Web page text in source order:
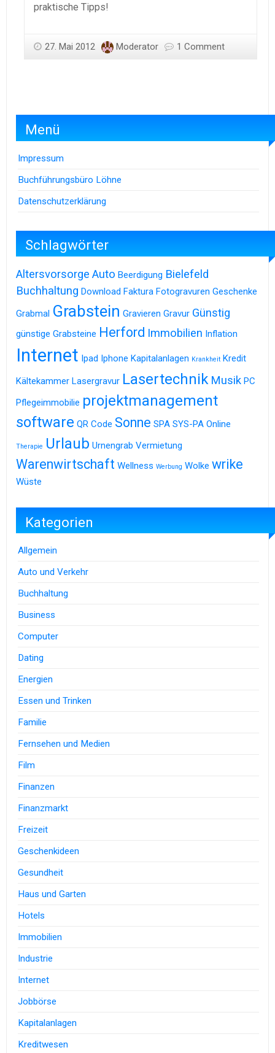
praktische Tipps!
27. Mai 2012 Moderator 1 Comment
Menü
Impressum
Buchführungsbüro Löhne
Datenschutzerklärung
Schlagwörter
Altersvorsorge Auto Beerdigung Bielefeld
Buchhaltung Download Faktura Fotogravuren Geschenke
Grabmal Grabstein Gravieren Gravur Günstig
günstige Grabsteine Herford Immobilien Inflation
Internet Ipad Iphone Kapitalanlagen Krankheit Kredit
Kältekammer Lasergravur Lasertechnik Musik PC
Pflegeimmobilie projektmanagement
software QR Code Sonne SPA SYS-PA Online
Therapie Urlaub Urnengrab Vermietung
Warenwirtschaft Wellness Werbung Wolke wrike
Wüste
Kategorien
Allgemein
Auto und Verkehr
Buchhaltung
Business
Computer
Dating
Energien
Essen und Trinken
Familie
Fernsehen und Medien
Film
Finanzen
Finanzmarkt
Freizeit
Geschenkideen
Gesundheit
Haus und Garten
Hotels
Immobilien
Industrie
Internet
Jobbörse
Kapitalanlagen
Kreditwesen